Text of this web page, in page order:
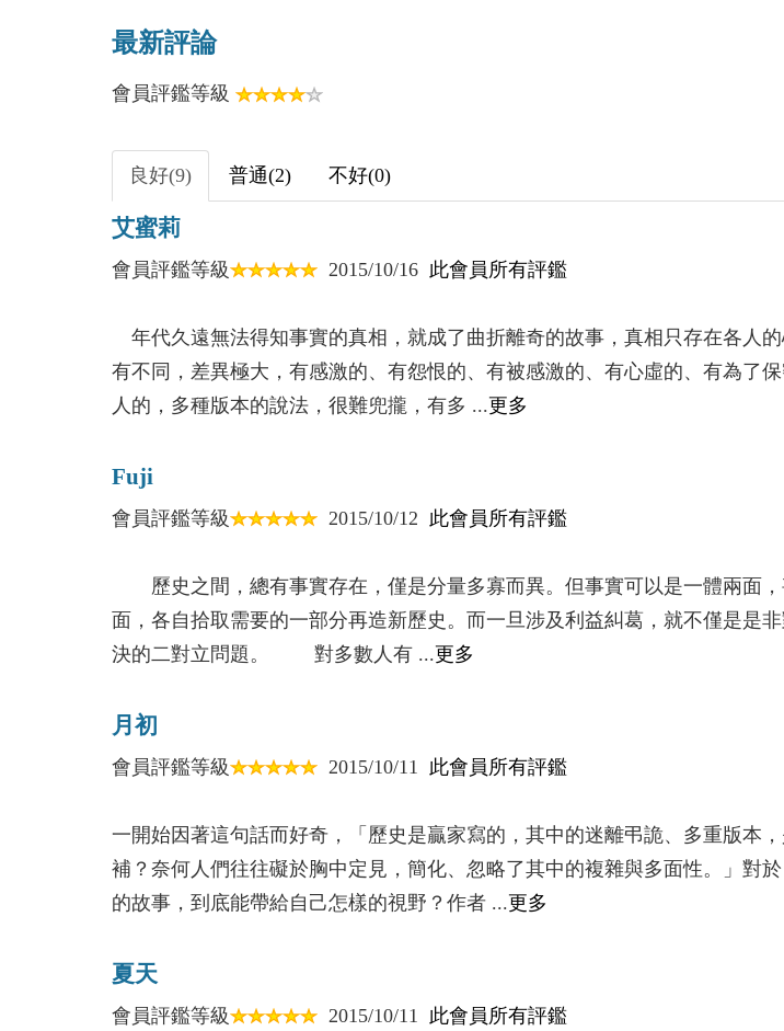
第六回 八角匣盒
第七回 委任存聯
第八回 重巒異景
第十回 播村流言
第十一回 至巔之境
第十二回 鳴琴高塔
第十三回 針織白帽
第十五回 小錦遺誌
最新評論
會員評鑑等級
良好(9) 普通(2) 不好(0)
艾蜜莉
會員評鑑等級 2015/10/16 此會員所有評鑑
年代久遠無法得知事實的真相，就成了曲折離奇的故事，真相只存在各人
有不同，差異極大，有感激的、有怨恨的、有被感激的、有心虛的、有為了
人的，多種版本的說法，很難兜攏，有多 ...更多
Fuji
會員評鑑等級 2015/10/12 此會員所有評鑑
歷史之間，總有事實存在，僅是分量多寡而異。但事實可以是一體兩面，
面，各自拾取需要的一部分再造新歷史。而一旦涉及利益糾葛，就不僅是是
決的二對立問題。 對多數人有 ...更多
月初
會員評鑑等級 2015/10/11 此會員所有評鑑
一開始因著這句話而好奇，「歷史是贏家寫的，其中的迷離弔詭、多重版本
補？奈何人們往往礙於胸中定見，簡化、忽略了其中的複雜與多面性。」對於
的故事，到底能帶給自己怎樣的視野？作者 ...更多
夏天
會員評鑑等級 2015/10/11 此會員所有評鑑